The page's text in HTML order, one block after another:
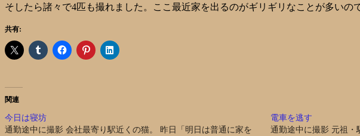
そしたら諸々で4匹も撮れました。ここ最近家を出るのがギリギリなことが多い
共有:
関連
今日は寝坊
通勤途中に撮影 会社最寄り駅近くの猫。 昨日「明日は普通に家を
電車を逃す
通勤途中に撮影 元祖・